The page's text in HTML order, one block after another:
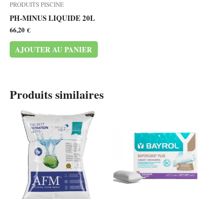
PRODUITS PISCINE
PH-MINUS LIQUIDE 20L
66,20€
AJOUTER AU PANIER
Produits similaires